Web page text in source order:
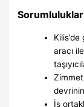
Sorumluluklar
aracı
İş